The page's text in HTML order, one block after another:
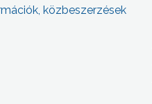
közbeszerzések